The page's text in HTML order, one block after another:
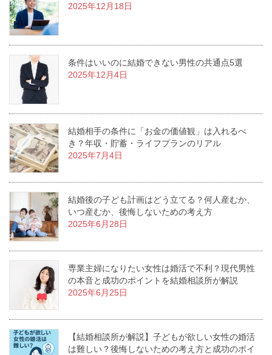
2025年12月18日
条件はいいのに結婚できない男性の共通点5選
2025年12月4日
結婚相手の条件に「お金の価値観」は入れるべ
き？年収・貯蓄・ライフプランのリアル
2025年7月4日
結婚後の子ども計画はどう立てる？何人産むか、
いつ産むか、後悔しないための考え方
2025年6月28日
専業主婦になりたい女性は婚活で不利？現代男性
の本音と成功のポイントを結婚相談所が解説
2025年6月25日
【結婚相談所が解説】子どもが欲しい女性の婚活
は難しい？後悔しないための考え方と成功のポイ